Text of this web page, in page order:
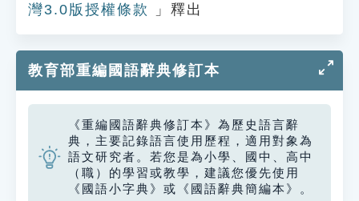
灣3.0版授權條款
」釋出
教育部重編國語辭典修訂本
《重編國語辭典修訂本》為歷史語言辭
典，主要記錄語言使用歷程，適用對象為
語文研究者。若您是為小學、國中、高中
（職）的學習或教學，建議您優先使用
《國語小字典》或《國語辭典簡編本》。